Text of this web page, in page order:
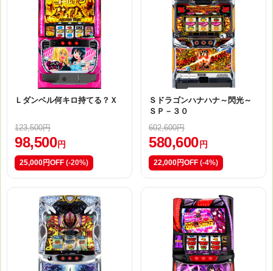
Ｌダンベル何キロ持てる？Ｘ
123,500円
98,500 円
25,000円OFF (-20%)
Ｓドラゴンハナハナ～閃光～
ＳＰ－３０
602,600円
580,600 円
22,000円OFF (-4%)